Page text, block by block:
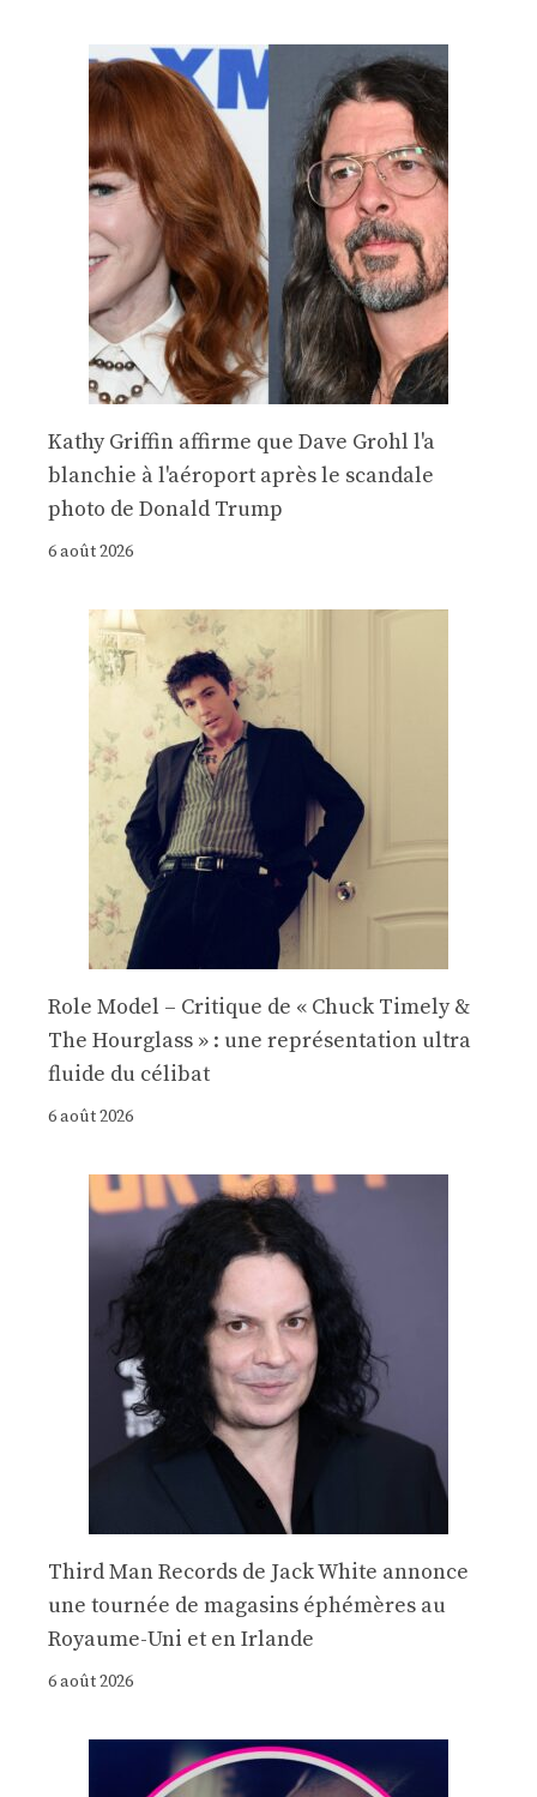
Kathy Griffin affirme que Dave Grohl l'a
blanchie à l'aéroport après le scandale
photo de Donald Trump
6 août 2026
Role Model – Critique de « Chuck Timely &
The Hourglass » : une représentation ultra
fluide du célibat
6 août 2026
Third Man Records de Jack White annonce
une tournée de magasins éphémères au
Royaume-Uni et en Irlande
6 août 2026